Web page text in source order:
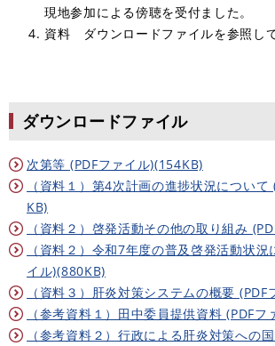
現地参加による傍聴を受付ました。
資料 ダウンロードファイルを参照し
ダウンロードファイル
次第等 (PDFファイル)(154KB)
（資料１）第4次計画の進捗状況につい
KB)
（資料２）啓発活動その他の取り組み
（資料２）令和7年度の普及啓発活動状況
イル)(880KB)
（資料３）肝炎対策システムの概要
（参考資料１）田中委員提供資料 (PDF
（参考資料２）行政による肝炎対策への